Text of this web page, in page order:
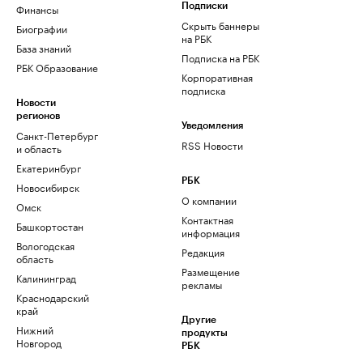
Финансы
Биографии
База знаний
РБК Образование
Новости
регионов
Санкт-Петербург
и область
Екатеринбург
Новосибирск
Омск
Башкортостан
Вологодская
область
Калининград
Краснодарский
край
Нижний
Новгород
Подписки
Скрыть баннеры
на РБК
Подписка на РБК
Корпоративная
подписка
Уведомления
RSS Новости
РБК
О компании
Контактная
информация
Редакция
Размещение
рекламы
Другие
продукты
РБК